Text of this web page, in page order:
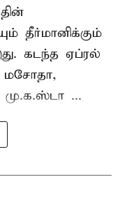
தீர்மானிக்கும்
கடந்த ஏப்ரல்
...